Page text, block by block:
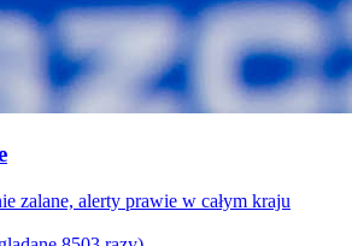
zalane, alerty prawie w całym kraju